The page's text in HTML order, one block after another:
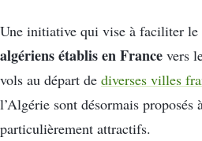
Une initiative qui vise à faciliter le
algériens établis en France vers
vols au départ de diverses villes
l’Algérie sont désormais proposés
particulièrement attractifs.